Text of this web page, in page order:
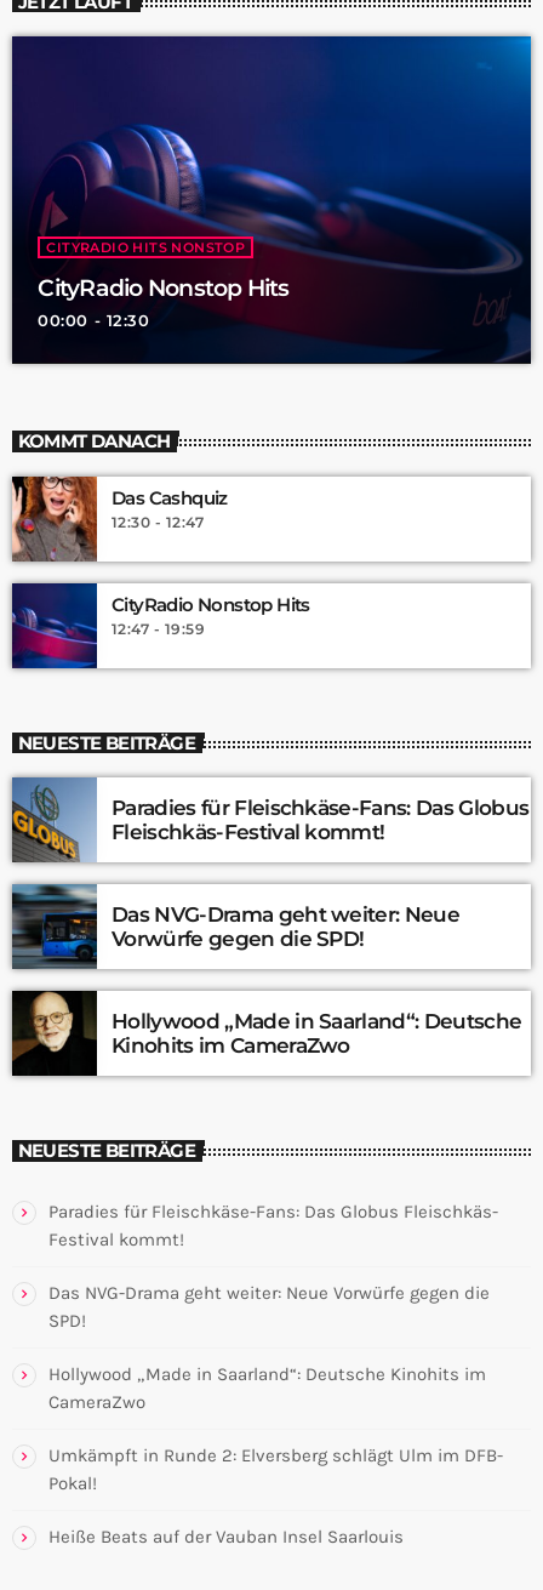
CITYRADIO HITS NONSTOP
CityRadio Nonstop Hits
00:00 - 12:30
KOMMT DANACH
Das Cashquiz
12:30 - 12:47
CityRadio Nonstop Hits
12:47 - 19:59
NEUESTE BEITRÄGE
Paradies für Fleischkäse-Fans: Das Globus
Fleischkäs-Festival kommt!
Das NVG-Drama geht weiter: Neue
Vorwürfe gegen die SPD!
Hollywood „Made in Saarland“: Deutsche
Kinohits im CameraZwo
NEUESTE BEITRÄGE
Paradies für Fleischkäse-Fans: Das Globus Fleischkäs-
Festival kommt!
Das NVG-Drama geht weiter: Neue Vorwürfe gegen die
SPD!
Hollywood „Made in Saarland“: Deutsche Kinohits im
CameraZwo
Umkämpft in Runde 2: Elversberg schlägt Ulm im DFB-
Pokal!
Heiße Beats auf der Vauban Insel Saarlouis